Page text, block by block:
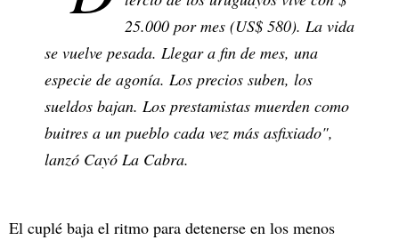
25.000 por mes (US$ 580). La vida
se vuelve pesada. Llegar a fin de mes, una
especie de agonía. Los precios suben, los
sueldos bajan. Los prestamistas muerden como
buitres a un pueblo cada vez más asfixiado",
lanzó Cayó La Cabra.
El cuplé baja el ritmo para detenerse en los menos